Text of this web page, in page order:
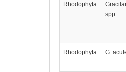
Rhodophyta
spp.
Rhodophyta G.